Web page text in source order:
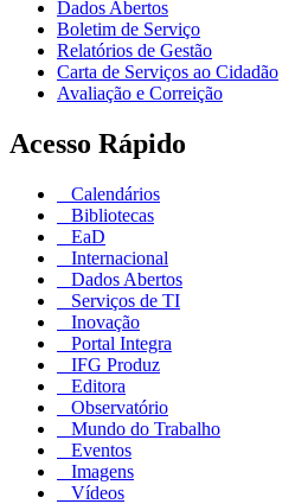
Dados Abertos
Boletim de Serviço
Relatórios de Gestão
Carta de Serviços ao Cidadão
Avaliação e Correição
Acesso Rápido
Calendários
Bibliotecas
EaD
Internacional
Dados Abertos
Serviços de TI
Inovação
Portal Integra
IFG Produz
Editora
Observatório
Mundo do Trabalho
Eventos
Imagens
Vídeos